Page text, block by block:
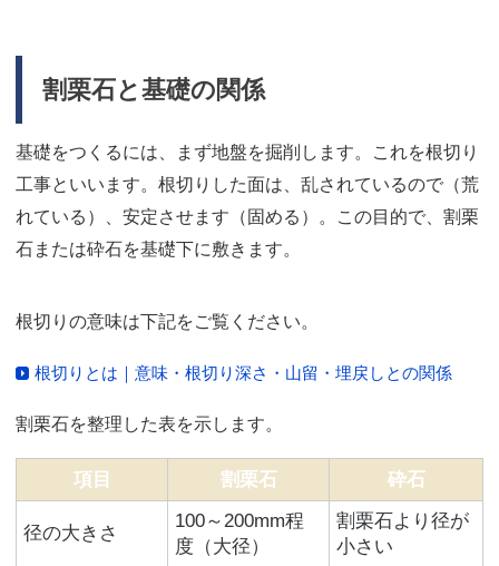
割栗石と基礎の関係
基礎をつくるには、まず地盤を掘削します。これを根切り
工事といいます。根切りした面は、乱されているので（荒
れている）、安定させます（固める）。この目的で、割栗
石または砕石を基礎下に敷きます。
根切りの意味は下記をご覧ください。
根切りとは｜意味・根切り深さ・山留・埋戻しとの関係
割栗石を整理した表を示します。
項目 割栗石 砕石
径の大きさ
100～200mm程
度（大径）
割栗石より径が
小さい